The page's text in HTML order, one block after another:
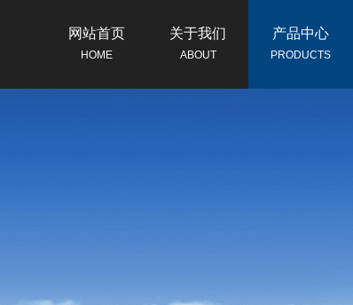
网站首页
HOME
关于我们
ABOUT
产品中心
PRODUCTS